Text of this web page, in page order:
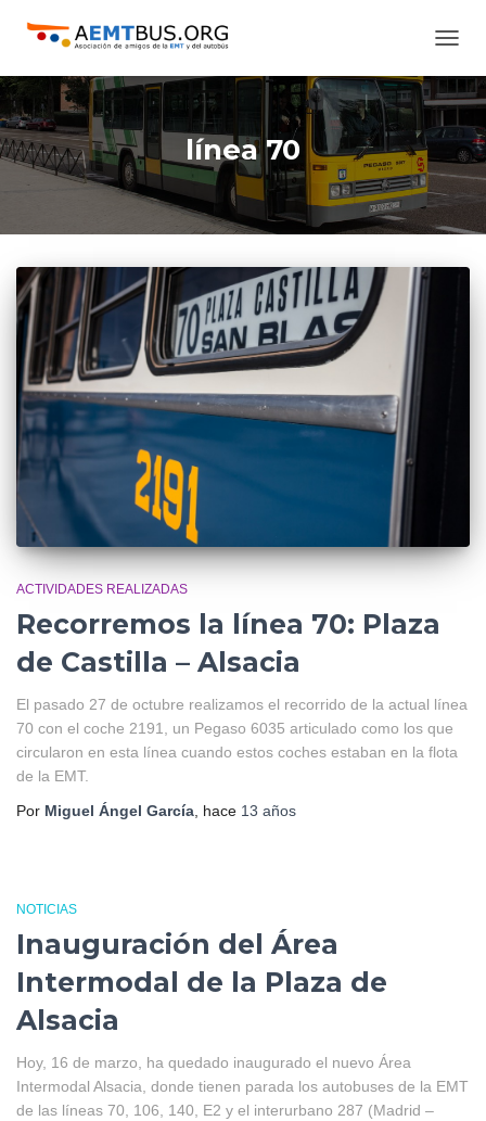
MODO
DE
línea 70
ACTIVIDADES REALIZADAS
Recorremos la línea 70: Plaza
de Castilla – Alsacia
El pasado 27 de octubre realizamos el recorrido de la actual línea
70 con el coche 2191, un Pegaso 6035 articulado como los que
circularon en esta línea cuando estos coches estaban en la flota
de la EMT.
Por Miguel Ángel García, hace 13 años
NOTICIAS
Inauguración del Área
Intermodal de la Plaza de
Alsacia
Hoy, 16 de marzo, ha quedado inaugurado el nuevo Área
Intermodal Alsacia, donde tienen parada los autobuses de la EMT
de las líneas 70, 106, 140, E2 y el interurbano 287 (Madrid –